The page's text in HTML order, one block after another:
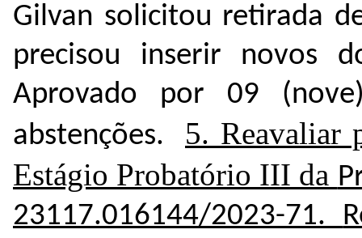
Gilvan solicitou retirada
precisou inserir novos
Aprovado por 09
abstenções.
5. Reavaliar
Estágio Probatório III da
23117.016144/2023-71.